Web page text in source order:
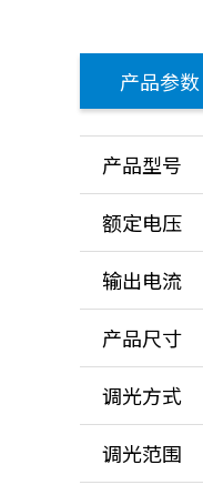
产品参数
产品型号
额定电压
输出电流
产品尺寸
调光方式
调光范围